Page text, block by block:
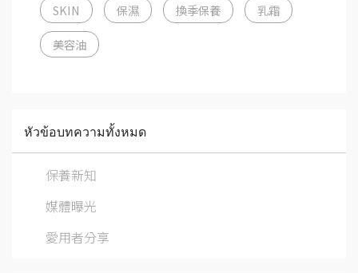
SKIN 保濕 換季保養 乳霜
美容油
หัวข้อบทความทั้งหมด
保養新知
媒體曝光
愛用者分享